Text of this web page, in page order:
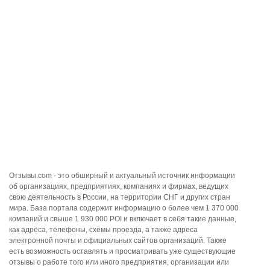
Отзывы.com - это обширный и актуальный источник информации
об организациях, предприятиях, компаниях и фирмах, ведущих
свою деятельность в России, на территории СНГ и других стран
мира. База портала содержит информацию о более чем 1 370 000
компаний и свыше 1 930 000 POI и включает в себя такие данные,
как адреса, телефоны, схемы проезда, а также адреса
электронной почты и официальных сайтов организаций. Также
есть возможность оставлять и просматривать уже существующие
отзывы о работе того или иного предприятия, организации или